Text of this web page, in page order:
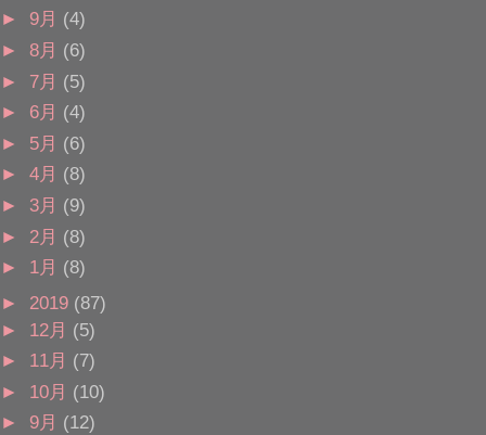
► 9月 (4)
► 8月 (6)
► 7月 (5)
► 6月 (4)
► 5月 (6)
► 4月 (8)
► 3月 (9)
► 2月 (8)
► 1月 (8)
► 2019 (87)
► 12月 (5)
► 11月 (7)
► 10月 (10)
► 9月 (12)